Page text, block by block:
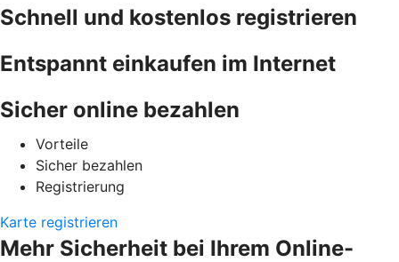
Schnell und kostenlos registrieren
Entspannt einkaufen im Internet
Sicher online bezahlen
Vorteile
Sicher bezahlen
Registrierung
Karte registrieren
Mehr Sicherheit bei Ihrem Online-